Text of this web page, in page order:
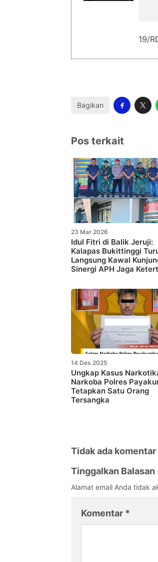
19/
Bagikan
Pos terkait
23 Mar 2026
Idul Fitri di Balik Jeruji:
Kalapas Bukittinggi
Langsung Kawal
Sinergi APH Jaga
14 Des 2025
Ungkap Kasus
Narkoba Polres
Tetapkan Satu Orang
Tersangka
Tidak ada komentar
Tinggalkan Balasan
Alamat email Anda tidak
Komentar *